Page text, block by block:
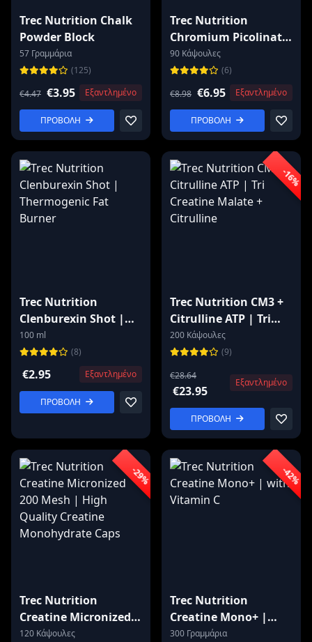
Trec Nutrition Chalk
Powder Block
57 Γραμμάρια
(125)
€4.47 €3.95 Εξαντλημένο
ΠΡΟΒΟΛΗ
Trec Nutrition
Chromium Picolinate
200 mcg
90 Κάψουλες
(6)
€8.98 €6.95 Εξαντλημένο
ΠΡΟΒΟΛΗ
Trec Nutrition
Clenburexin Shot |
Thermogenic Fat
Burner
100 ml
(8)
€2.95 Εξαντλημένο
ΠΡΟΒΟΛΗ
-16%
Trec Nutrition CM3 +
Citrulline ATP | Tri
Creatine Malate +
Citrulline
200 Κάψουλες
(9)
€28.64
€23.95
Εξαντλημένο
ΠΡΟΒΟΛΗ
-29%
Trec Nutrition
Creatine Micronized
200 Mesh | High
120 Κάψουλες
-42%
Trec Nutrition
Creatine Mono+ |
with Vitamin C
300 Γραμμάρια